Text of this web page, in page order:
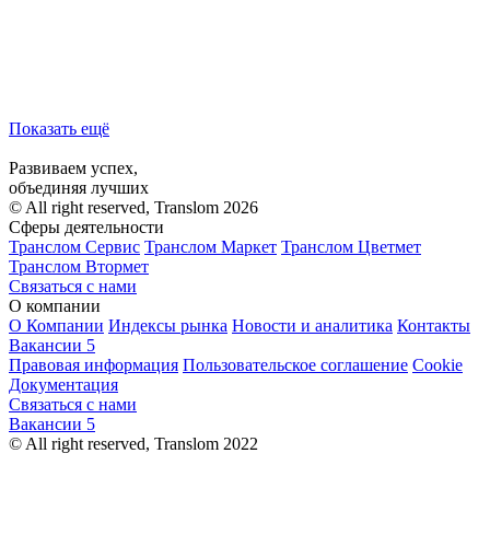
Показать ещё
Развиваем успех,
объединяя лучших
© All right reserved, Translom 2026
Сферы деятельности
Транслом Сервис Транслом Маркет Транслом Цветмет
Транслом Втормет
Связаться с нами
О компании
О Компании Индексы рынка Новости и аналитика Контакты
Вакансии 5
Правовая информация Пользовательское соглашение Cookie
Документация
Связаться с нами
Вакансии 5
© All right reserved, Translom 2022